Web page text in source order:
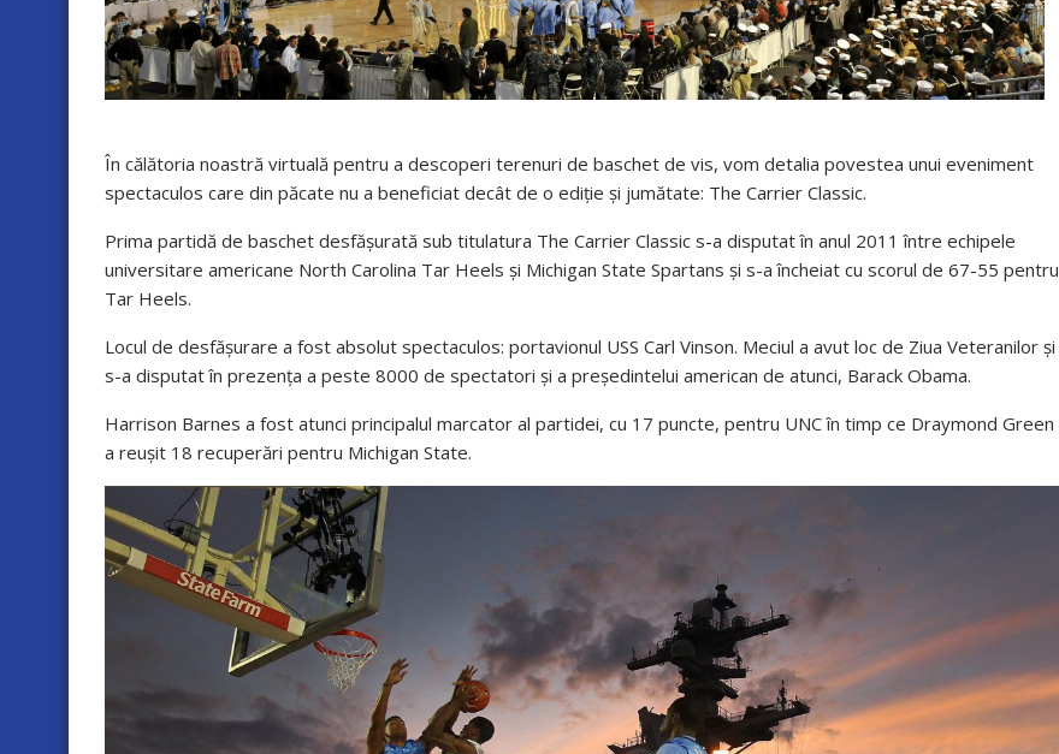
În călătoria noastră virtuală pentru a descoperi terenuri de baschet de vis, vom detalia povestea unui eveniment
spectaculos care din păcate nu a beneficiat decât de o ediție și jumătate: The Carrier Classic.
Prima partidă de baschet desfășurată sub titulatura The Carrier Classic s-a disputat în anul 2011 între echipele
universitare americane North Carolina Tar Heels și Michigan State Spartans și s-a încheiat cu scorul de 67-55 pentru
Tar Heels.
Locul de desfășurare a fost absolut spectaculos: portavionul USS Carl Vinson. Meciul a avut loc de Ziua Veteranilor și
s-a disputat în prezența a peste 8000 de spectatori și a președintelui american de atunci, Barack Obama.
Harrison Barnes a fost atunci principalul marcator al partidei, cu 17 puncte, pentru UNC în timp ce Draymond Green
a reușit 18 recuperări pentru Michigan State.